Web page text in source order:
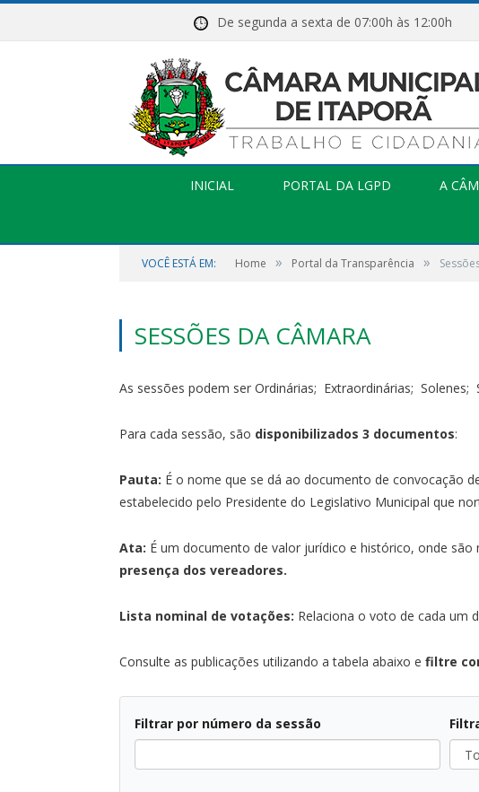
De segunda a sexta de 07:00h às 12:00h
INICIAL PORTAL DA LGPD A
VOCÊ ESTÁ EM: Home » Portal da Transparência »
SESSÕES DA CÂMARA
As sessões podem ser Ordinárias; Extraordinárias; Solenes;
Para cada sessão, são disponibilizados 3 documentos:
Pauta: É o nome que se dá ao documento de convocação
estabelecido pelo Presidente do Legislativo Municipal que
Ata: É um documento de valor jurídico e histórico, onde
presença dos vereadores.
Lista nominal de votações: Relaciona o voto de cada um
Consulte as publicações utilizando a tabela abaixo e filtre
Filtrar por número da sessão